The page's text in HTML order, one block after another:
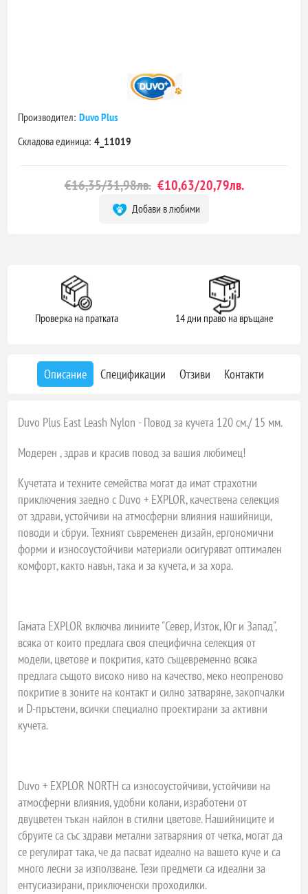
Производител: Duvo Plus
Складова единица: 4_11019
€16,35/31,98лв. €10,63/20,79лв.
Добави в любими
Проверка на пратката 14 дни право на връщане
Описание Спецификации Отзиви Контакти
Duvo Plus East Leash Nylon - Повод за кучета 120 см./ 15 мм.
Модерен , здрав и красив повод за вашия любимец!
Кучетата и техните семейства могат да имат страхотни
приключения заедно с Duvo + EXPLOR, качествена селекция
от здрави, устойчиви на атмосферни влияния нашийници,
поводи и сбруи. Техният съвременен дизайн, ергономични
форми и износоустойчиви материали осигуряват оптимален
комфорт, както навън, така и за кучета, и за хора.
Гамата EXPLOR включва линиите "Север, Изток, Юг и Запад",
всяка от които предлага своя специфична селекция от
модели, цветове и покрития, като същевременно всяка
предлага същото високо ниво на качество, меко неопреново
покритие в зоните на контакт и силно затваряне, закопчалки
и D-пръстени, всички специално проектирани за активни
кучета.
Duvo + EXPLOR NORTH са износоустойчиви, устойчиви на
атмосферни влияния, удобни колани, изработени от
двуцветен тъкан найлон в стилни цветове. Нашийниците и
сбруите са със здрави метални затваряния от четка, могат да
се регулират така, че да пасват идеално на вашето куче и са
много лесни за използване. Тези предмети са идеални за
ентусиазирани, приключенски проходилки.